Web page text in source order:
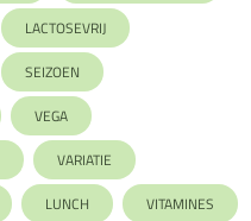
LACTOSEVRIJ
SEIZOEN
VEGA
VARIATIE
LUNCH
VITAMINES